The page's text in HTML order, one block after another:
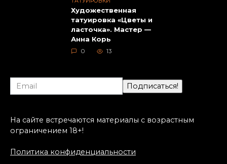
Художественная
татуировка «Цветы и
ласточка». Мастер —
Анна Корь
0 13
На сайте встречаются материалы с возрастным
ограничением 18+!
Политика конфиденциальности